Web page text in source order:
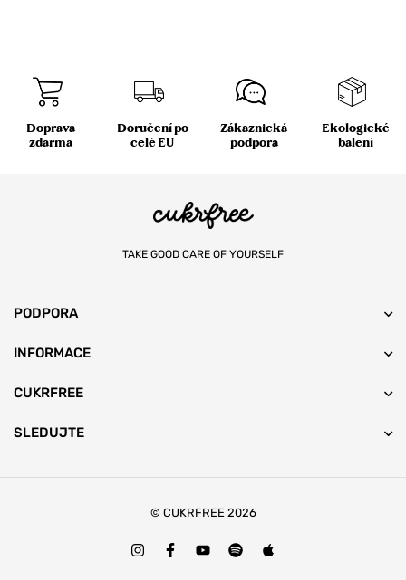
Doprava
zdarma
Doručení po
celé EU
Zákaznická
podpora
Ekologické
balení
TAKE GOOD CARE OF YOURSELF
PODPORA
INFORMACE
CUKRFREE
SLEDUJTE
© CUKRFREE 2026